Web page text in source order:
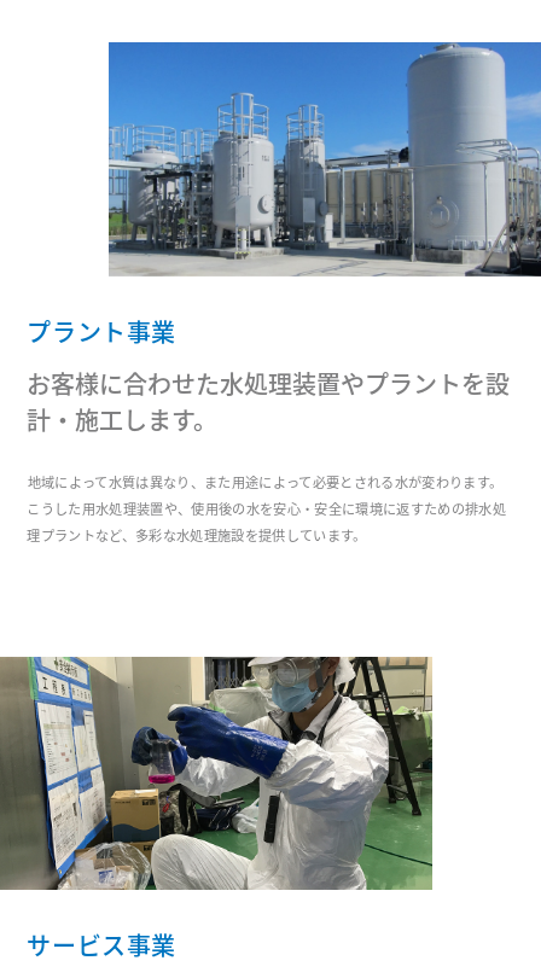
プラント事業
お客様に合わせた水処理装置やプラントを設
計・施工します。
地域によって水質は異なり、また用途によって必要とされる水が変わります。
こうした用水処理装置や、使用後の水を安心・安全に環境に返すための排水処
理プラントなど、多彩な水処理施設を提供しています。
サービス事業